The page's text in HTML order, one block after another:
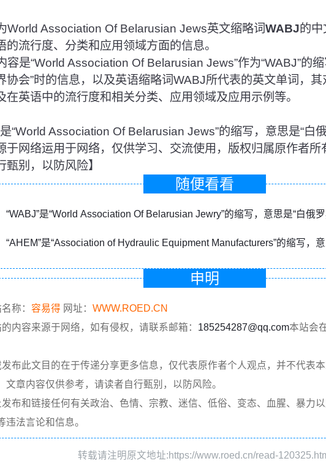
Association Of Belarusian Jews英文缩略词WABJ的中
的流行度、分类和应用领域方面的信息。
是“World Association Of Belarusian Jews”作为“WABJ”的
协会”时的信息，以及英语缩略词WABJ所代表的英文单词，
在英语中的流行度和相关分类、应用领域及应用示例等。
是“World Association Of Belarusian Jews”的缩写，意思是“白
于网络运用于网络，仅供学习、交流使用，版权归属原作者
甄别，以防风险】
随便看看
“WABJ”是“World Association Of Belarusian Jewry”的缩写，意思是“白俄
“AHEM”是“Association of Hydraulic Equipment Manufacturers”的缩写，
申明
称： 容易得 网址： WWW.ROED.CN
内容来源于网络，如有侵权，请联系邮箱： 185254287@qq.com本站会
布此文目的在于传递分享更多信息，仅代表原作者个人观点，并不代表
文章内容仅供参考，请读者自行甄别，以防风险。
布和链接任何有关政治、色情、宗教、迷信、低俗、变态、血腥、暴力
违法言论和信息。
转载请注明原文地址:https://www.roed.cn/read-